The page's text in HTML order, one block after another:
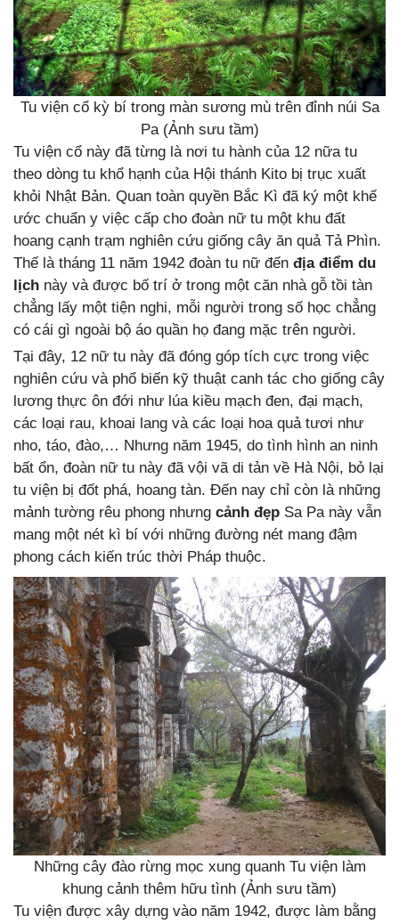
Tu viện cổ kỳ bí trong màn sương mù trên đỉnh núi Sa
Pa (Ảnh sưu tầm)
Tu viện cổ này đã từng là nơi tu hành của 12 nữa tu
theo dòng tu khổ hạnh của Hội thánh Kito bị trục xuất
khỏi Nhật Bản. Quan toàn quyền Bắc Kì đã ký một khế
ước chuẩn y việc cấp cho đoàn nữ tu một khu đất
hoang cạnh trạm nghiên cứu giống cây ăn quả Tả Phìn.
Thế là tháng 11 năm 1942 đoàn tu nữ đến địa điểm du
lịch này và được bố trí ở trong một căn nhà gỗ tồi tàn
chẳng lấy một tiện nghi, mỗi người trong số học chẳng
có cái gì ngoài bộ áo quần họ đang mặc trên người.
Tại đây, 12 nữ tu này đã đóng góp tích cực trong việc
nghiên cứu và phổ biến kỹ thuật canh tác cho giống cây
lương thực ôn đới như lúa kiều mạch đen, đại mạch,
các loại rau, khoai lang và các loại hoa quả tươi như
nho, táo, đào,… Nhưng năm 1945, do tình hình an ninh
bất ổn, đoàn nữ tu này đã vội vã di tản về Hà Nội, bỏ lại
tu viện bị đốt phá, hoang tàn. Đến nay chỉ còn là những
mảnh tường rêu phong nhưng cảnh đẹp Sa Pa này vẫn
mang một nét kì bí với những đường nét mang đậm
phong cách kiến trúc thời Pháp thuộc.
Những cây đào rừng mọc xung quanh Tu viện làm
khung cảnh thêm hữu tình (Ảnh sưu tầm)
Tu viện được xây dựng vào năm 1942, được làm bằng